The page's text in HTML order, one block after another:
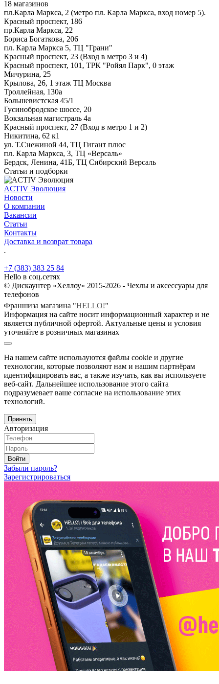
18 магазинов
пл.Карла Маркса, 2 (метро пл. Карла Маркса, вход номер 5).
Красный проспект, 186
пр.Карла Маркса, 22
Бориса Богаткова, 206
пл. Карла Маркса 5, ТЦ "Грани"
Красный проспект, 23 (Вход в метро 3 и 4)
Красный проспект, 101, ТРК "Ройял Парк", 0 этаж
Мичурина, 25
Крылова, 26, 1 этаж ТЦ Москва
Троллейная, 130а
Большевистская 45/1
Гусинобродское шоссе, 20
Вокзальная магистраль 4а
Красный проспект, 27 (Вход в метро 1 и 2)
Никитина, 62 к1
ул. Т.Снежиной 44, ТЦ Гигант плюс
пл. Карла Маркса, 3, ТЦ «Версаль»
Бердск, Ленина, 41Б, ТЦ Сибирский Версаль
Статьи и подборки
ACTIV Эволюция
Новости
О компании
Вакансии
Статьи
Контакты
Доставка и возврат товара
.
+7 (383) 383 25 84
Hello в соц.сетях
© Дискаунтер «Хеллоу» 2015-2026 - Чехлы и аксессуары для
телефонов
Франшиза магазина "HELLO!"
Информация на сайте носит информационный характер и не
является публичной офертой. Актуальные цены и условия
уточняйте в розничных магазинах
На нашем сайте используются файлы cookie и другие
технологии, которые позволяют нам и нашим партнёрам
идентифицировать вас, а также изучать, как вы используете
веб-сайт. Дальнейшее использование этого сайта
подразумевает ваше согласие на использование этих
технологий.
Принять
Авторизация
Войти
Забыли пароль?
Зарегистрироваться